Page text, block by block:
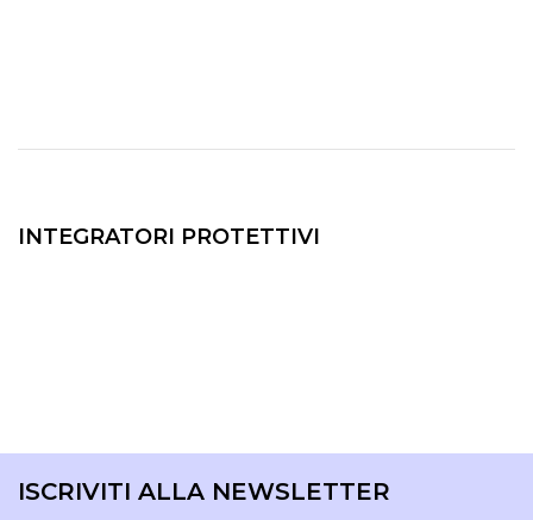
INTEGRATORI PROTETTIVI
ISCRIVITI ALLA NEWSLETTER